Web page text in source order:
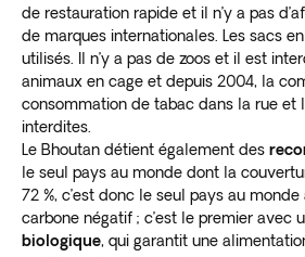
de restauration rapide et il n’y a pas
de marques internationales. Les sacs
utilisés. Il n’y a pas de zoos et il est
animaux en cage et depuis 2004, la
consommation de tabac dans la rue et
interdites.
Le Bhoutan détient également des
le seul pays au monde dont la
72 %, c’est donc le seul pays au
carbone négatif ; c’est le premier avec
biologique, qui garantit une